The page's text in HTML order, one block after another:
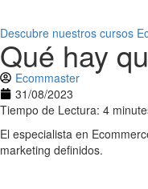
Descubre nuestros cursos
Qué hay
Ecommaster
31/08/2023
Tiempo de Lectura: 4
El especialista en
marketing definidos.